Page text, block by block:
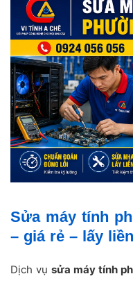
Sửa máy tính
– giá rẻ – lấy liền
Dịch vụ sửa máy tính